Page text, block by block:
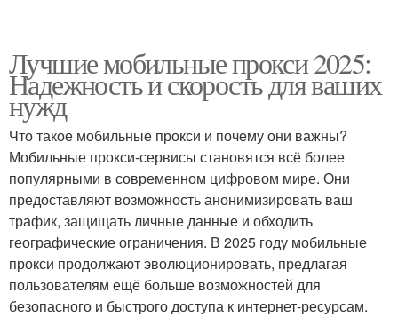
Лучшие мобильные прокси 2025:
Надежность и скорость для ваших
нужд
Что такое мобильные прокси и почему они важны?
Мобильные прокси-сервисы становятся всё более
популярными в современном цифровом мире. Они
предоставляют возможность анонимизировать ваш
трафик, защищать личные данные и обходить
географические ограничения. В 2025 году мобильные
прокси продолжают эволюционировать, предлагая
пользователям ещё больше возможностей для
безопасного и быстрого доступа к интернет-ресурсам.